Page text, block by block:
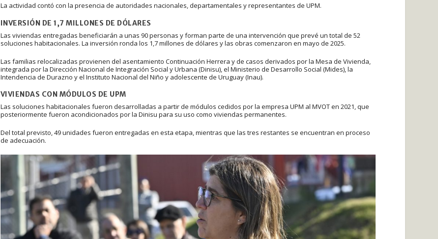
La actividad contó con la presencia de autoridades nacionales, departamentales y representantes de UPM.
INVERSIÓN DE 1,7 MILLONES DE DÓLARES
Las viviendas entregadas beneficiarán a unas 90 personas y forman parte de una intervención que prevé un total de 52
soluciones habitacionales. La inversión ronda los 1,7 millones de dólares y las obras comenzaron en mayo de 2025.
Las familias relocalizadas provienen del asentamiento Continuación Herrera y de casos derivados por la Mesa de Vivienda,
integrada por la Dirección Nacional de Integración Social y Urbana (Dinisu), el Ministerio de Desarrollo Social (Mides), la
Intendencia de Durazno y el Instituto Nacional del Niño y adolescente de Uruguay (Inau).
VIVIENDAS CON MÓDULOS DE UPM
Las soluciones habitacionales fueron desarrolladas a partir de módulos cedidos por la empresa UPM al MVOT en 2021, que
posteriormente fueron acondicionados por la Dinisu para su uso como viviendas permanentes.
Del total previsto, 49 unidades fueron entregadas en esta etapa, mientras que las tres restantes se encuentran en proceso
de adecuación.